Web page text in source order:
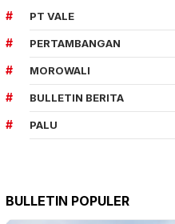
PT VALE
PERTAMBANGAN
MOROWALI
BULLETIN BERITA
PALU
BULLETIN POPULER